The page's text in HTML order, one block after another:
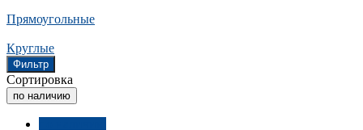
Прямоугольные
Круглые
Фильтр
Сортировка
по наличию